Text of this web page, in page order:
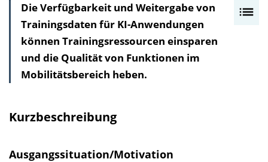
Die Verfügbarkeit und Weitergabe von
Trainingsdaten für KI-Anwendungen
können Trainingsressourcen einsparen
und die Qualität von Funktionen im
Mobilitätsbereich heben.
Kurzbeschreibung
​Ausgangssituation/Motivation